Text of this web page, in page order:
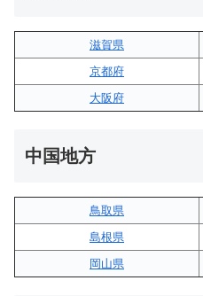
滋賀県
京都府
大阪府
中国地方
鳥取県
島根県
岡山県